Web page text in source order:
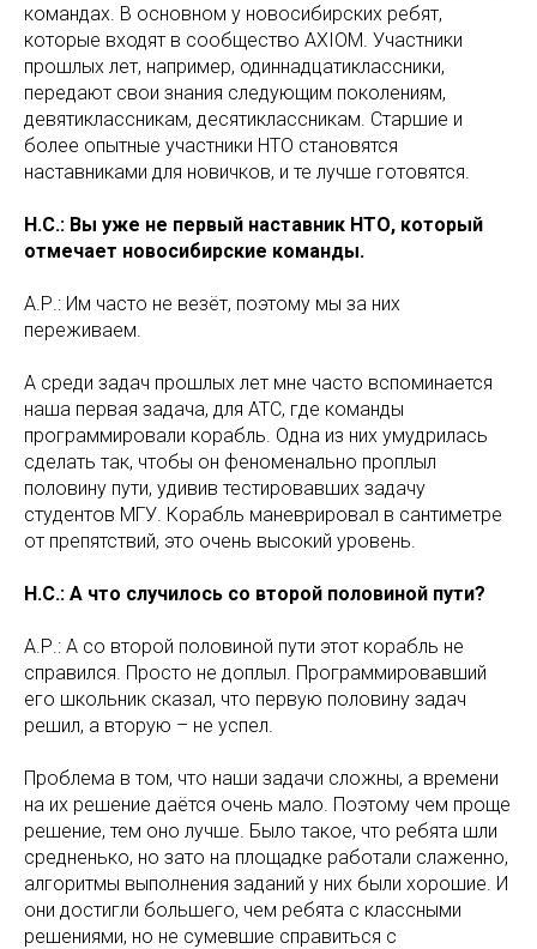
командах. В основном у новосибирских ребят,
которые входят в сообщество AXIOM. Участники
прошлых лет, например, одиннадцатиклассники,
передают свои знания следующим поколениям,
девятиклассникам, десятиклассникам. Старшие и
более опытные участники НТО становятся
наставниками для новичков, и те лучше готовятся.
Н.С.: Вы уже не первый наставник НТО, который
отмечает новосибирские команды.
А.Р.: Им часто не везёт, поэтому мы за них
переживаем.
А среди задач прошлых лет мне часто вспоминается
наша первая задача, для АТС, где команды
программировали корабль. Одна из них умудрилась
сделать так, чтобы он феноменально проплыл
половину пути, удивив тестировавших задачу
студентов МГУ. Корабль маневрировал в сантиметре
от препятствий, это очень высокий уровень.
Н.С.: А что случилось со второй половиной пути?
А.Р.: А со второй половиной пути этот корабль не
справился. Просто не доплыл. Программировавший
его школьник сказал, что первую половину задач
решил, а вторую – не успел.
Проблема в том, что наши задачи сложны, а времени
на их решение даётся очень мало. Поэтому чем проще
решение, тем оно лучше. Было такое, что ребята шли
средненько, но зато на площадке работали слаженно,
алгоритмы выполнения заданий у них были хорошие. И
они достигли большего, чем ребята с классными
решениями, но не сумевшие справиться с